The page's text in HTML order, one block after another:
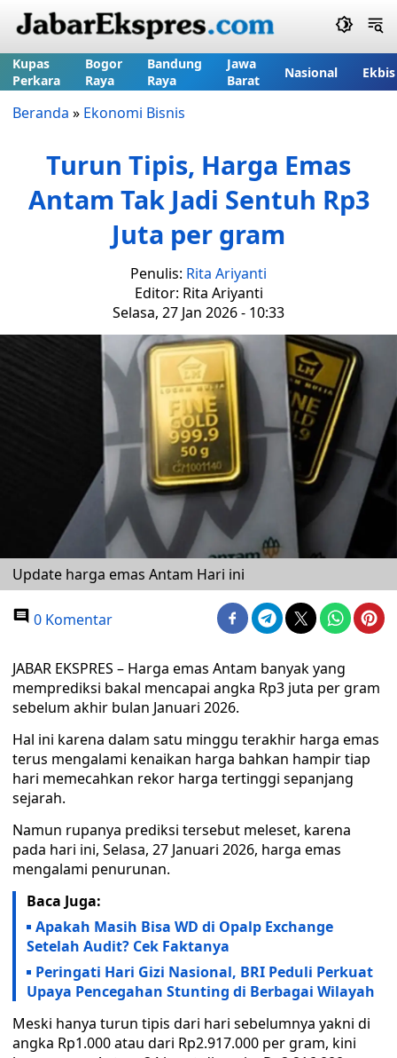
Kupas
Perkara
Bogor
Raya
Bandung
Raya
Jawa
Barat
Nasional Ekbis
Beranda » Ekonomi Bisnis
Turun Tipis, Harga Emas
Antam Tak Jadi Sentuh Rp3
Juta per gram
Penulis: Rita Ariyanti
Editor: Rita Ariyanti
Selasa, 27 Jan 2026 - 10:33
Update harga emas Antam Hari ini
0 Komentar
JABAR EKSPRES – Harga emas Antam banyak yang
memprediksi bakal mencapai angka Rp3 juta per gram
sebelum akhir bulan Januari 2026.
Hal ini karena dalam satu minggu terakhir harga emas
terus mengalami kenaikan harga bahkan hampir tiap
hari memecahkan rekor harga tertinggi sepanjang
sejarah.
Namun rupanya prediksi tersebut meleset, karena
pada hari ini, Selasa, 27 Januari 2026, harga emas
mengalami penurunan.
Baca Juga:
Apakah Masih Bisa WD di Opalp Exchange
Setelah Audit? Cek Faktanya
Peringati Hari Gizi Nasional, BRI Peduli Perkuat
Upaya Pencegahan Stunting di Berbagai Wilayah
Meski hanya turun tipis dari hari sebelumnya yakni di
angka Rp1.000 atau dari Rp2.917.000 per gram, kini